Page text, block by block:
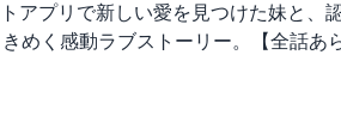
アプリで新しい愛を見つけた妹と、
めく感動ラブストーリー。【全話あ